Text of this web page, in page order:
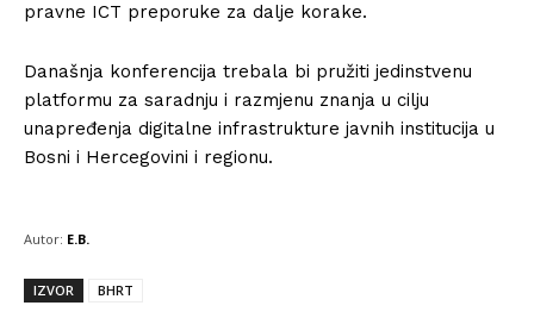
pravne ICT preporuke za dalje korake.
Današnja konferencija trebala bi pružiti jedinstvenu
platformu za saradnju i razmjenu znanja u cilju
unapređenja digitalne infrastrukture javnih institucija u
Bosni i Hercegovini i regionu.
Autor: E.B.
IZVOR BHRT